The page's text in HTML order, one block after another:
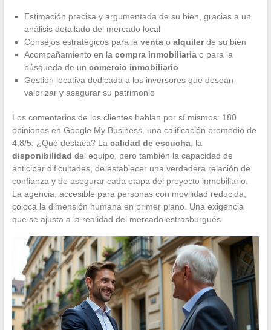
Estimación precisa y argumentada de su bien, gracias a un
análisis detallado del mercado local
Consejos estratégicos para la ventao alquilerde su bien
Acompañamiento en la compra inmobiliariao para la
búsqueda de un comercio inmobiliario
Gestión locativa dedicada a los inversores que desean
valorizar y asegurar su patrimonio
Los comentarios de los clientes hablan por sí mismos: 180
opiniones en Google My Business, una calificación promedio de
4,8/5. ¿Qué destaca? La calidad de escucha, la
disponibilidad del equipo, pero también la capacidad de
anticipar dificultades, de establecer una verdadera relación de
confianza y de asegurar cada etapa del proyecto inmobiliario.
La agencia, accesible para personas con movilidad reducida,
coloca la dimensión humana en primer plano. Una exigencia
que se ajusta a la realidad del mercado estrasburgués.